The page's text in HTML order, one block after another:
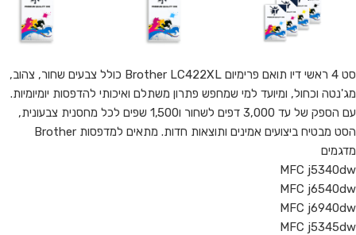
סט 4 ראשי דיו תואם פרימיום Brother LC422XL כולל צבעים שחור, צהוב,
מג'נטה וכחול, ומיועד למי שמחפש פתרון משתלם ואיכותי להדפסות יומיומיות.
עם הספק של עד 3,000 דפים לשחור ו1,500 שפים לכל מחסנית צבעונית,
הסט מבטיח ביצועים אמינים ותוצאות חדות. מתאים למדפסות Brother
מדגמים
MFC j5340dw
MFC j6540dw
MFC j6940dw
MFC j5345dw